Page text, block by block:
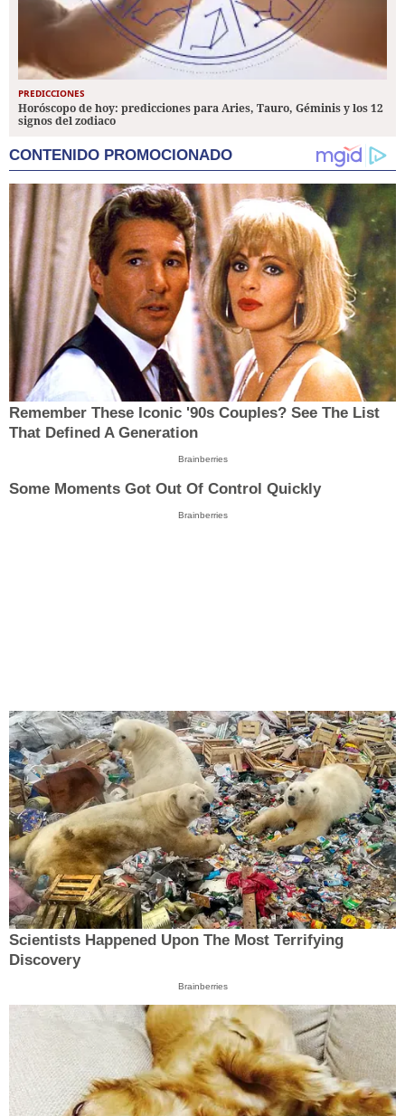
PREDICCIONES
Horóscopo de hoy: predicciones para Aries, Tauro, Géminis y los 12
signos del zodiaco
CONTENIDO PROMOCIONADO
Remember These Iconic '90s Couples? See The List
That Defined A Generation
Brainberries
Some Moments Got Out Of Control Quickly
Brainberries
Scientists Happened Upon The Most Terrifying
Discovery
Brainberries